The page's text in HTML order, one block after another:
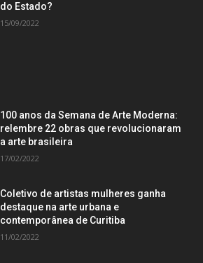
do Estado?
15/09/2022
100 anos da Semana de Arte Moderna:
relembre 22 obras que revolucionaram
a arte brasileira
17/02/2022
Coletivo de artistas mulheres ganha
destaque na arte urbana e
contemporânea de Curitiba
11/02/2022